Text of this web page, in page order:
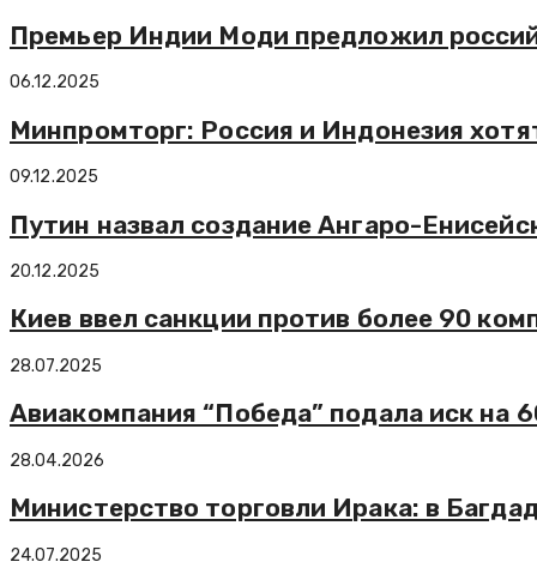
Премьер Индии Моди предложил
06.12.2025
Минпромторг: Россия и Индонезия
09.12.2025
Путин назвал создание Ангаро-
20.12.2025
Киев ввел санкции против более 90
28.07.2025
Авиакомпания “Победа” подала иск на
28.04.2026
Министерство торговли Ирака: в
24.07.2025